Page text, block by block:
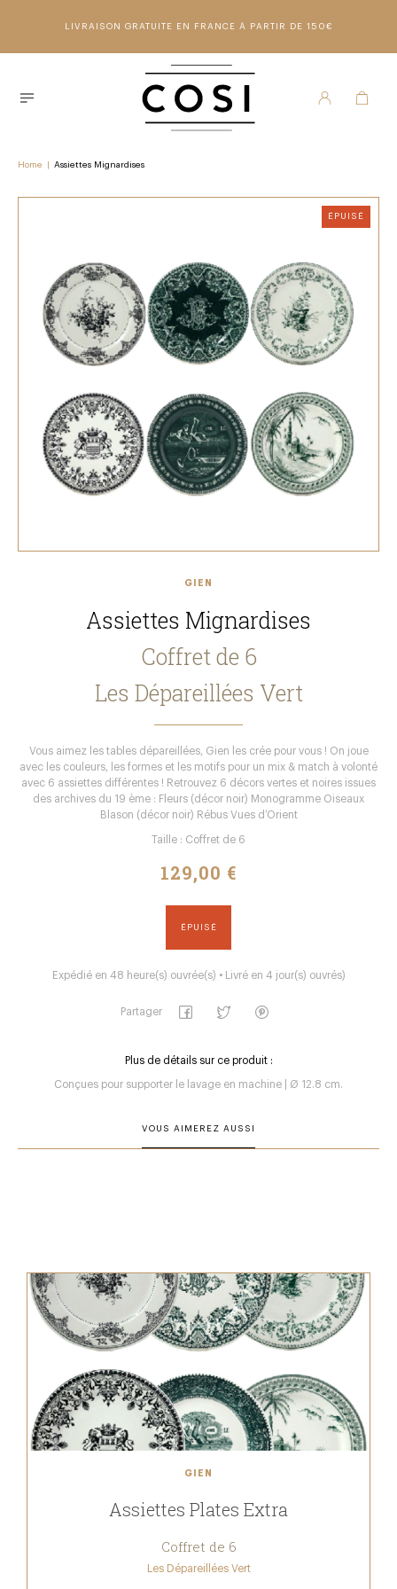
LIVRAISON GRATUITE EN FRANCE À PARTIR DE 150€
Home Assiettes Mignardises
ÉPUISÉ
GIEN
Assiettes Mignardises
Coffret de 6
Les Dépareillées Vert
Vous aimez les tables dépareillées, Gien les crée pour vous ! On joue
avec les couleurs, les formes et les motifs pour un mix & match à volonté
avec 6 assiettes différentes ! Retrouvez 6 décors vertes et noires issues
des archives du 19 ème : Fleurs (décor noir) Monogramme Oiseaux
Blason (décor noir) Rébus Vues d’Orient
Taille : Coffret de 6
129,00 €
ÉPUISÉ
Expédié en 48 heure(s) ouvrée(s) • Livré en 4 jour(s) ouvrés)
Partager
Plus de détails sur ce produit :
Conçues pour supporter le lavage en machine | Ø 12.8 cm.
VOUS AIMEREZ AUSSI
GIEN
Assiettes Plates Extra
Coffret de 6
Les Dépareillées Vert